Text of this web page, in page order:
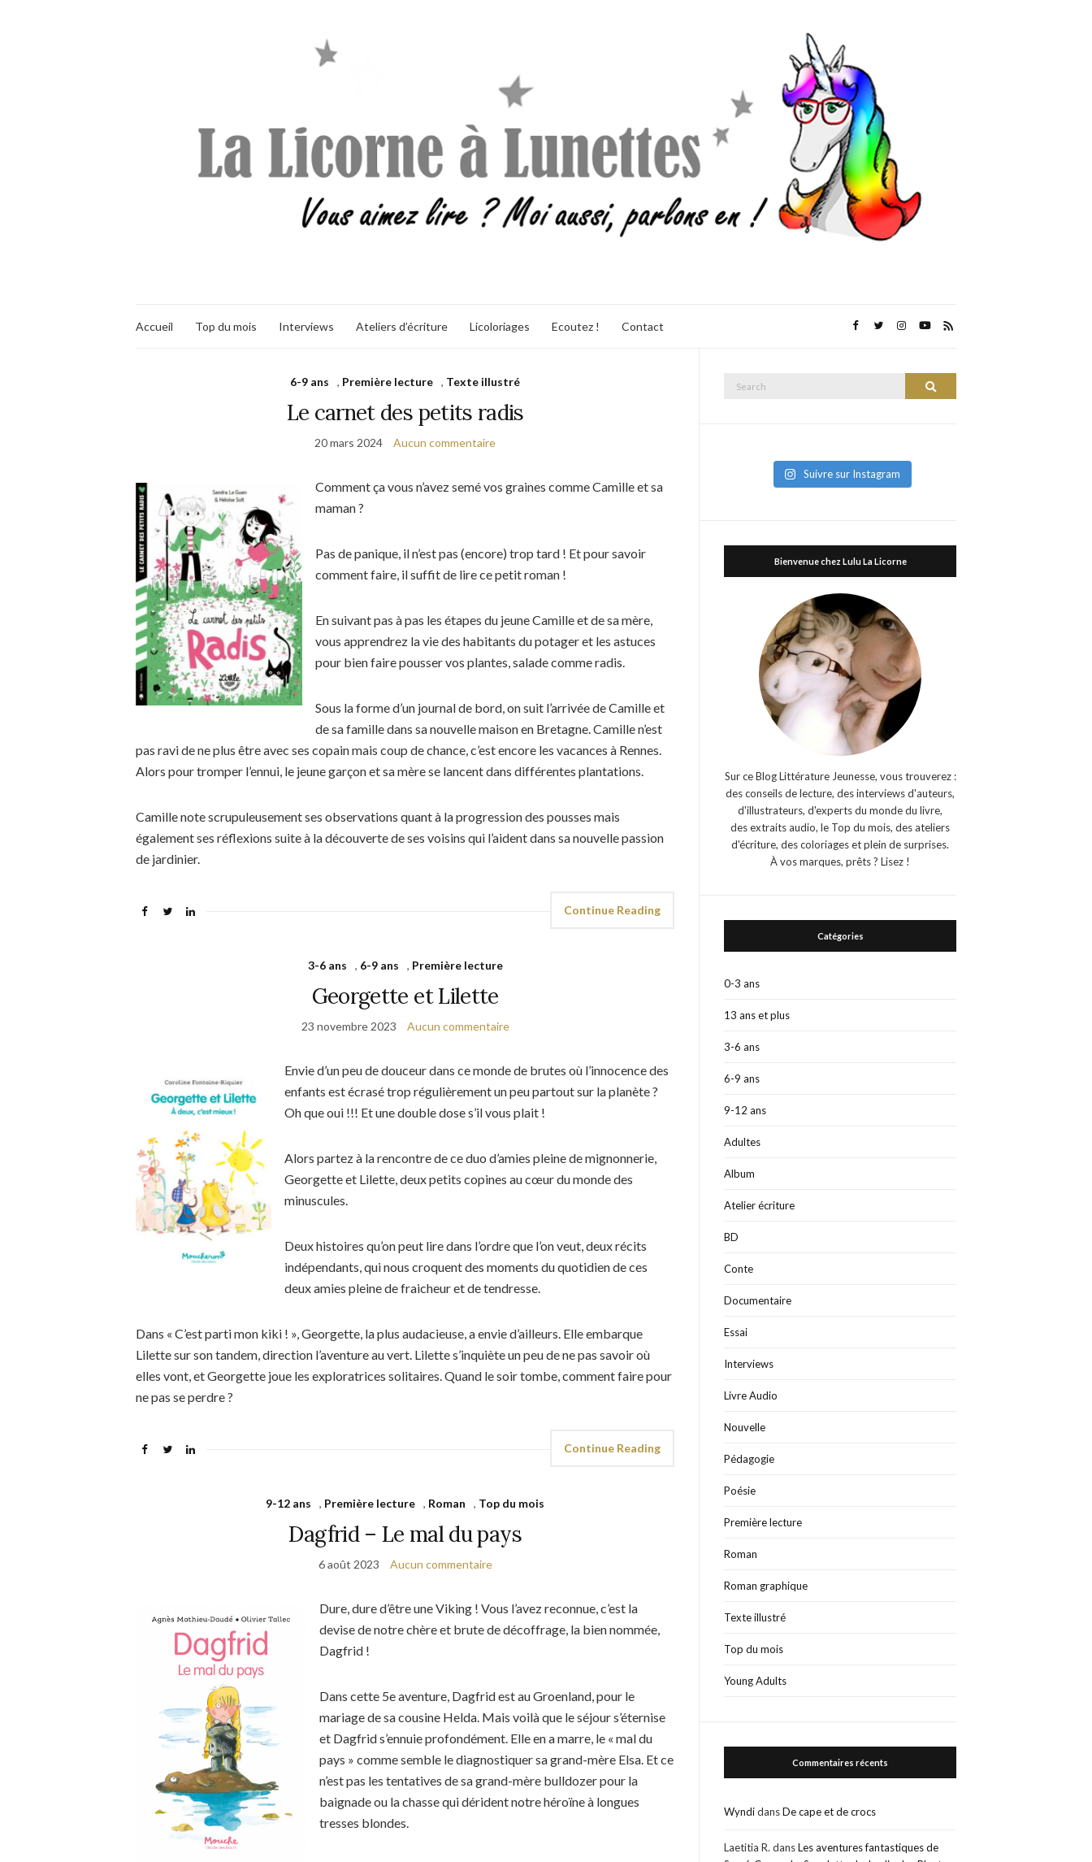
Accueil Top du mois Interviews Ateliers d’écriture Licoloriages Ecoutez ! Contact
6-9 ans , Première lecture , Texte illustré
Le carnet des petits radis
20 mars 2024 Aucun commentaire
Comment ça vous n’avez semé vos graines comme Camille et sa
maman ?
Pas de panique, il n’est pas (encore) trop tard ! Et pour savoir
comment faire, il suffit de lire ce petit roman !
En suivant pas à pas les étapes du jeune Camille et de sa mère,
vous apprendrez la vie des habitants du potager et les astuces
pour bien faire pousser vos plantes, salade comme radis.
Sous la forme d’un journal de bord, on suit l’arrivée de Camille et
de sa famille dans sa nouvelle maison en Bretagne. Camille n’est
pas ravi de ne plus être avec ses copain mais coup de chance, c’est encore les vacances à Rennes.
Alors pour tromper l’ennui, le jeune garçon et sa mère se lancent dans différentes plantations.
Camille note scrupuleusement ses observations quant à la progression des pousses mais
également ses réflexions suite à la découverte de ses voisins qui l’aident dans sa nouvelle passion
de jardinier.
Continue Reading
3-6 ans , 6-9 ans , Première lecture
Georgette et Lilette
23 novembre 2023 Aucun commentaire
Envie d’un peu de douceur dans ce monde de brutes où l’innocence des
enfants est écrasé trop régulièrement un peu partout sur la planète ?
Oh que oui !!! Et une double dose s’il vous plait !
Alors partez à la rencontre de ce duo d’amies pleine de mignonnerie,
Georgette et Lilette, deux petits copines au cœur du monde des
minuscules.
Deux histoires qu’on peut lire dans l’ordre que l’on veut, deux récits
indépendants, qui nous croquent des moments du quotidien de ces
deux amies pleine de fraicheur et de tendresse.
Dans « C’est parti mon kiki ! », Georgette, la plus audacieuse, a envie d’ailleurs. Elle embarque
Lilette sur son tandem, direction l’aventure au vert. Lilette s’inquiète un peu de ne pas savoir où
elles vont, et Georgette joue les exploratrices solitaires. Quand le soir tombe, comment faire pour
ne pas se perdre ?
Continue Reading
9-12 ans , Première lecture , Roman , Top du mois
Dagfrid – Le mal du pays
6 août 2023 Aucun commentaire
Dure, dure d’être une Viking ! Vous l’avez reconnue, c’est la
devise de notre chère et brute de décoffrage, la bien nommée,
Dagfrid !
Dans cette 5e aventure, Dagfrid est au Groenland, pour le
mariage de sa cousine Helda. Mais voilà que le séjour s’éternise
et Dagfrid s’ennuie profondément. Elle en a marre, le « mal du
pays » comme semble le diagnostiquer sa grand-mère Elsa. Et ce
n’est pas les tentatives de sa grand-mère bulldozer pour la
baignade ou la chasse qui dérident notre héroïne à longues
tresses blondes.
Search
Suivre sur Instagram
Bienvenue chez Lulu La Licorne
Sur ce Blog Littérature Jeunesse, vous trouverez :
des conseils de lecture, des interviews d'auteurs,
d'illustrateurs, d'experts du monde du livre,
des extraits audio, le Top du mois, des ateliers
d'écriture, des coloriages et plein de surprises.
À vos marques, prêts ? Lisez !
Catégories
0-3 ans
13 ans et plus
3-6 ans
6-9 ans
9-12 ans
Adultes
Album
Atelier écriture
BD
Conte
Documentaire
Essai
Interviews
Livre Audio
Nouvelle
Pédagogie
Poésie
Première lecture
Roman
Roman graphique
Texte illustré
Top du mois
Young Adults
Commentaires récents
WyndidansDe cape et de crocs
Laetitia R. dansLes aventures fantastiques de